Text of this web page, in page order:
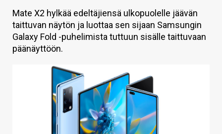
HINTA.FI
KAUPPA
VAIHDA TEEMA
Mate X2 hylkää edeltäjiensä ulkopuolelle jäävän
taittuvan näytön ja luottaa sen sijaan Samsungin
Galaxy Fold -puhelimista tuttuun sisälle taittuvaan
päänäyttöön.